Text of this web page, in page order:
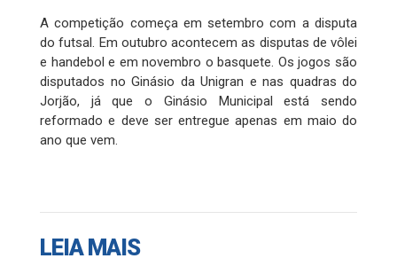
A competição começa em setembro com a disputa
do futsal. Em outubro acontecem as disputas de vôlei
e handebol e em novembro o basquete. Os jogos são
disputados no Ginásio da Unigran e nas quadras do
Jorjão, já que o Ginásio Municipal está sendo
reformado e deve ser entregue apenas em maio do
ano que vem.
LEIA MAIS